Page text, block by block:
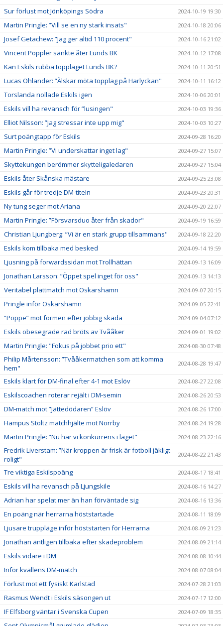
Sur förlust mot Jönköpings Södra 2024-10-19 19:30
Martin Pringle: ”Vill se en ny stark insats" 2024-10-18 20:06
Josef Getachew: ”Jag ger altid 110 procent" 2024-10-16 21:02
Vincent Poppler sänkte åter Lunds BK 2024-10-12 17:08
Kan Eskils rubba topplaget Lunds BK? 2024-10-11 20:51
Lucas Ohlander: ”Älskar möta topplag på Harlyckan" 2024-10-11 16:12
Torslanda nollade Eskils igen 2024-10-06 20:01
Eskils vill ha revansch för ”lusingen" 2024-10-03 19:36
Elliot Nilsson: ”Jag stressar inte upp mig" 2024-10-03 10:27
Surt poängtapp för Eskils 2024-09-28 16:20
Martin Pringle: ”Vi underskattar inget lag" 2024-09-27 15:07
Skyttekungen berömmer skytteligaledaren 2024-09-27 15:04
Eskils åter Skånska mästare 2024-09-25 23:08
Eskils går för tredje DM-titeln 2024-09-23 20:31
Ny tung seger mot Ariana 2024-09-20 22:07
Martin Pringle: ”Försvarsduo åter från skador" 2024-09-19 16:59
Christian Ljungberg: ”Vi är en stark grupp tillsammans" 2024-09-18 22:20
Eskils kom tillbaka med besked 2024-09-14 19:59
Ljusning på forwardssidan mot Trollhättan 2024-09-13 16:09
Jonathan Larsson: ”Öppet spel inget för oss" 2024-09-13 14:13
Veritabel plattmatch mot Oskarshamn 2024-09-07 20:15
Pringle inför Oskarshamn 2024-09-05 22:41
”Poppe” mot formen efter jobbig skada 2024-09-04 07:12
Eskils obesegrade rad bröts av Tvååker 2024-09-01 19:02
Martin Pringle: "Fokus på jobbet prio ett" 2024-08-30 07:48
Philip Mårtensson: ”Tvååkermatchen som att komma
hem"
2024-08-28 19:47
Eskils klart för DM-final efter 4-1 mot Eslöv 2024-08-27 22:08
Eskilscoachen roterar rejält i DM-semin 2024-08-26 20:53
DM-match mot ”Jättedödaren” Eslöv 2024-08-26 17:00
Hampus Stoltz matchhjälte mot Norrby 2024-08-24 19:28
Martin Pringle: ”Nu har vi konkurrens i laget" 2024-08-23 22:16
Fredrik Liverstam: ”När kroppen är frisk är fotboll jäkligt
roligt"
2024-08-22 21:43
Tre viktiga Eskilspoäng 2024-08-17 18:41
Eskils vill ha revansch på Ljungskile 2024-08-16 14:27
Adrian har spelat mer än han förväntade sig 2024-08-16 13:36
En poäng när herrarna höststartade 2024-08-11 18:09
Ljusare truppläge inför höststarten för Herrarna 2024-08-09 21:23
Jonathan äntligen tillbaka efter skadeproblem 2024-08-09 21:14
Eskils vidare i DM 2024-08-08 10:44
Inför kvällens DM-match 2024-08-07 08:04
Förlust mot ett fysiskt Karlstad 2024-07-28 21:03
Rasmus Wendt i Eskils säsongen ut 2024-07-17 12:00
IF Elfsborg väntar i Svenska Cupen 2024-07-09 18:35